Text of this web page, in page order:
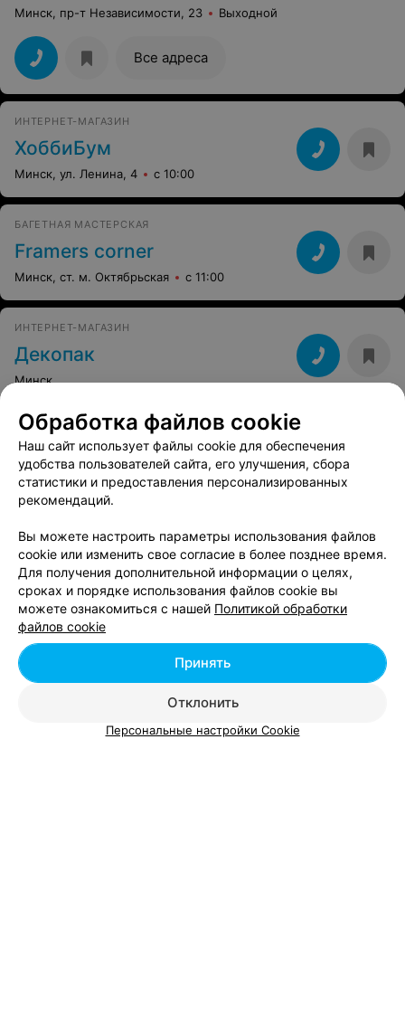
Минск, пр-т Независимости, 23 Выходной
Все адреса
ИНТЕРНЕТ-МАГАЗИН
ХоббиБум
Минск, ул. Ленина, 4 с 10:00
БАГЕТНАЯ МАСТЕРСКАЯ
Framers corner
Минск, ст. м. Октябрьская с 11:00
ИНТЕРНЕТ-МАГАЗИН
Декопак
Минск
Вам будет интересно
Магазины для хобби возле метро Малиновка в
Магазины для хобби возле метро Михалово в
Минске
Магазины для хобби возле метро Могилевская в
Обработка файлов cookie
Наш сайт использует файлы cookie для обеспечения
удобства пользователей сайта, его улучшения, сбора
статистики и предоставления персонализированных
рекомендаций.
Вы можете настроить параметры использования файлов
cookie или изменить свое согласие в более позднее время.
Для получения дополнительной информации о целях,
сроках и порядке использования файлов cookie вы
можете ознакомиться с нашей Политикой обработки
файлов cookie
Отклонить
Принять
Персональные настройки Cookie